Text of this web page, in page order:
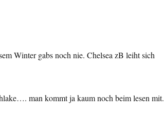
Winter gabs noch nie. Chelsea zB leiht sich
man kommt ja kaum noch beim lesen mit.